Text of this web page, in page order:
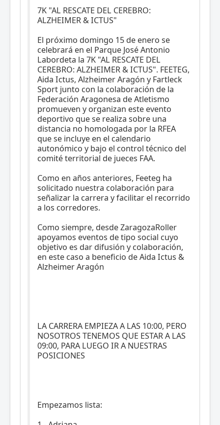
7K "AL RESCATE DEL CEREBRO:
ALZHEIMER & ICTUS"
El próximo domingo 15 de enero se
celebrará en el Parque José Antonio
Labordeta la 7K "AL RESCATE DEL
CEREBRO: ALZHEIMER & ICTUS". FEETEG,
Aida Ictus, Alzheimer Aragón y Fartleck
Sport junto con la colaboración de la
Federación Aragonesa de Atletismo
promueven y organizan este evento
deportivo que se realiza sobre una
distancia no homologada por la RFEA
que se incluye en el calendario
autonómico y bajo el control técnico del
comité territorial de jueces FAA.
Como en años anteriores, Feeteg ha
solicitado nuestra colaboración para
señalizar la carrera y facilitar el recorrido
a los corredores.
Como siempre, desde ZaragozaRoller
apoyamos eventos de tipo social cuyo
objetivo es dar difusión y colaboración,
en este caso a beneficio de Aida Ictus &
Alzheimer Aragón
LA CARRERA EMPIEZA A LAS 10:00, PERO
NOSOTROS TENEMOS QUE ESTAR A LAS
09:00, PARA LUEGO IR A NUESTRAS
POSICIONES
Empezamos lista: